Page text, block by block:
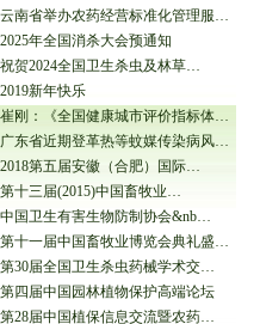
云南省举办农药经营标准化管理服…
2025年全国消杀大会预通知
祝贺2024全国卫生杀虫及林草…
2019新年快乐
崔刚：《全国健康城市评价指标体…
广东省近期登革热等蚊媒传染病风…
2018第五届安徽（合肥）国际…
第十三届(2015)中国畜牧业…
中国卫生有害生物防制协会&nb…
第十一届中国畜牧业博览会典礼盛…
第30届全国卫生杀虫药械学术交…
第四届中国园林植物保护高端论坛
第28届中国植保信息交流暨农药…